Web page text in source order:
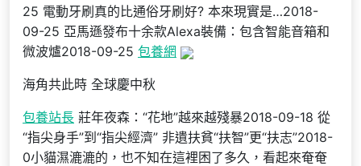
25 電動牙刷真的比通俗牙刷好? 本來現實是…2018-
09-25 亞馬遜發布十余款Alexa裝備：包含智能音箱和
微波爐2018-09-25 包養網
海角共此時 全球慶中秋
包養站長 莊年夜森：“花地”越來越殘暴2018-09-18 從
“指尖身手”到“指尖經濟” 非遺扶貧“扶智”更“扶志”2018-
0小貓濕漉漉的，也不知在這裡困了多久，看起來奄奄